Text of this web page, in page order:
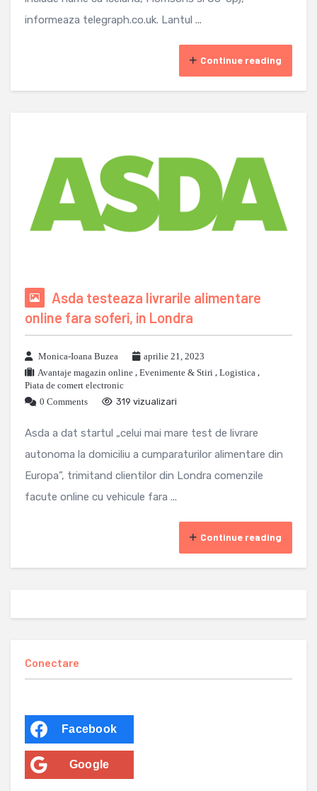
informeaza telegraph.co.uk. Lantul ...
Continue reading
Asda testeaza livrarile alimentare
online fara soferi, in Londra
Monica-Ioana Buzea
aprilie 21, 2023
Avantaje magazin online , Evenimente & Stiri , Logistica ,
Piata de comert electronic
0 Comments
319 vizualizari
Asda a dat startul „celui mai mare test de livrare
autonoma la domiciliu a cumparaturilor alimentare din
Europa”, trimitand clientilor din Londra comenzile
facute online cu vehicule fara ...
Continue reading
Conectare
Facebook
Google